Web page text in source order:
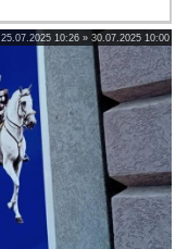
25.07.2025 10:26 » 30.07.2025 10:00